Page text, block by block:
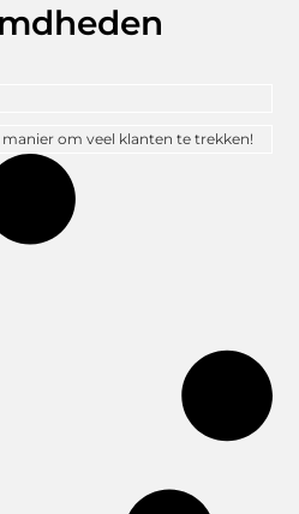
om veel klanten te trekken!